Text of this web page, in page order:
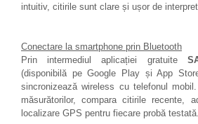
intuitiv, citirile sunt clare și ușor de
Conectare la smartphone prin Bluetooth
Prin intermediul aplicației gratuite
(disponibilă pe Google Play și App
sincronizează wireless cu telefonul
măsurătorilor, compara citirile recente,
localizare GPS pentru fiecare probă testată.